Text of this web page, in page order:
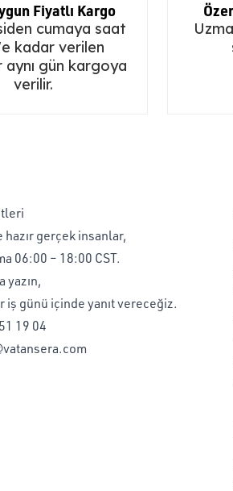
Fiyatlı Kargo
cumaya saat
kadar verilen
aynı gün kargoya
verilir.
hazır gerçek insanlar,
06:00 – 18:00 CST.
yazın,
iş günü içinde yanıt vereceğiz.
19 04